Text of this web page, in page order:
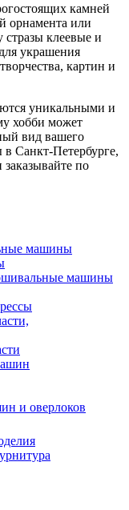
камней
орнамента или
стразы клеевые и
украшения
картин и
уникальными и
хобби может
вид вашего
в Санкт-Петербурге,
по
машины
машины
и оверлоков